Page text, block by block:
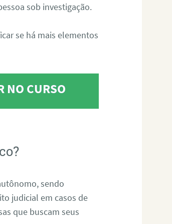
sob investigação.
se há mais elementos
NO CURSO
sendo
judicial em casos de
que buscam seus